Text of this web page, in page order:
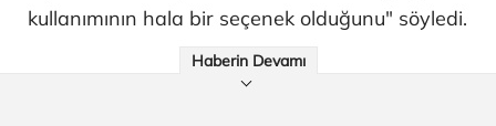
kullanımının hala bir seçenek olduğunu" söyledi.
Haberin Devamı